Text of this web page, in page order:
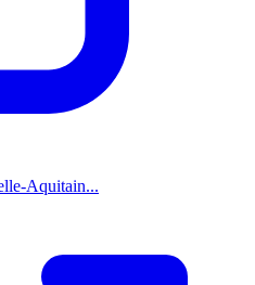
Aquitain...